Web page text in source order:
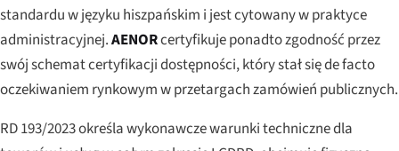
standardu w języku hiszpańskim i jest cytowany w praktyce
administracyjnej.AENORcertyfikuje ponadto zgodność przez
swój schemat certyfikacji dostępności, który stał się de facto
oczekiwaniem rynkowym w przetargach zamówień publicznych.
RD 193/2023 określa wykonawcze warunki techniczne dla